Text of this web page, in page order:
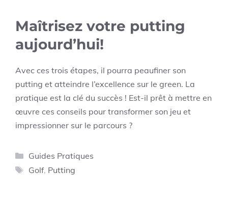
Maîtrisez votre putting
aujourd’hui!
Avec ces trois étapes, il pourra peaufiner son
putting et atteindre l’excellence sur le green. La
pratique est la clé du succès ! Est-il prêt à mettre en
œuvre ces conseils pour transformer son jeu et
impressionner sur le parcours ?
Catégories
Guides Pratiques
Étiquettes
Golf, Putting